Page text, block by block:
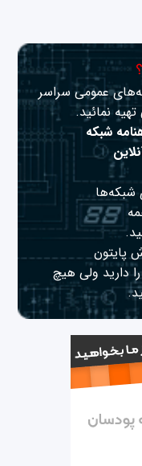
عمومی سراسر
نمائید.
شبکه
پایتون
دارید ولی هیچ